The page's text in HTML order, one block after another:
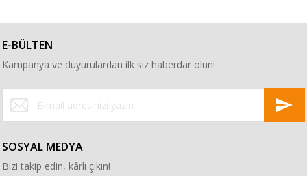
E-BÜLTEN
Kampanya ve duyurulardan ilk siz haberdar olun!
SOSYAL MEDYA
Bizi takip edin, kârlı çıkın!